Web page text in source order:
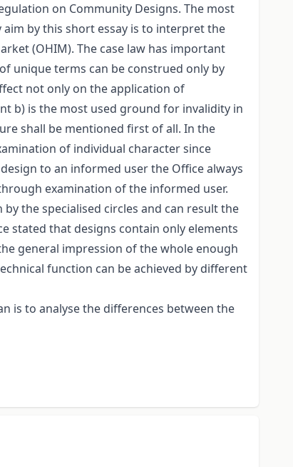
on Community Designs. The most
by this short essay is to interpret the
(OHIM). The case law has important
unique terms can be construed only by
not only on the application of
b) is the most used ground for invalidity in
shall be mentioned first of all. In the
of individual character since
to an informed user the Office always
examination of the informed user.
the specialised circles and can result the
stated that designs contain only elements
general impression of the whole enough
function can be achieved by different
to analyse the differences between the